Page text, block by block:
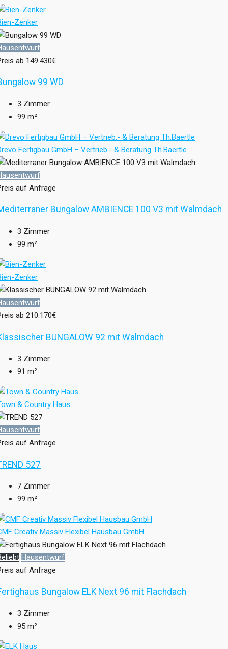
Zenker
ab 149.430€
99 WD
3 Zimmer
99 m²
Fertigbau GmbH – Vertrieb.- & Beratung Th.Baertle
auf Anfrage
Bungalow AMBIENCE 100 V3 mit Walmdach
3 Zimmer
99 m²
Zenker
ab 210.170€
BUNGALOW 92 mit Walmdach
3 Zimmer
91 m²
& Country Haus
auf Anfrage
527
7 Zimmer
99 m²
Creativ Massiv Flexibel Hausbau GmbH
Hausentwurf
auf Anfrage
Bungalow ELK Next 96 mit Flachdach
3 Zimmer
95 m²